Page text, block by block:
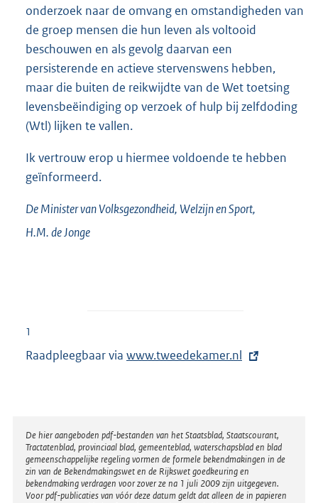
onderzoek naar de omvang en omstandigheden van
de groep mensen die hun leven als voltooid
beschouwen en als gevolg daarvan een
persisterende en actieve stervenswens hebben,
maar die buiten de reikwijdte van de Wet toetsing
levensbeëindiging op verzoek of hulp bij zelfdoding
(Wtl) lijken te vallen.
Ik vertrouw erop u hiermee voldoende te hebben
geïnformeerd.
De Minister van Volksgezondheid, Welzijn en Sport,
H.M. deJonge
1
Raadpleegbaar via E
r
n
e
l
www.tweedekamer.nl
Disclaimer
De hier aangeboden pdf-bestanden van het Staatsblad, Staatscourant,
Tractatenblad, provinciaal blad, gemeenteblad, waterschapsblad en blad
gemeenschappelijke regeling vormen de formele bekendmakingen in de
zin van de Bekendmakingswet en de Rijkswet goedkeuring en
bekendmaking verdragen voor zover ze na 1 juli 2009 zijn uitgegeven.
Voor pdf-publicaties van vóór deze datum geldt dat alleen de in papieren